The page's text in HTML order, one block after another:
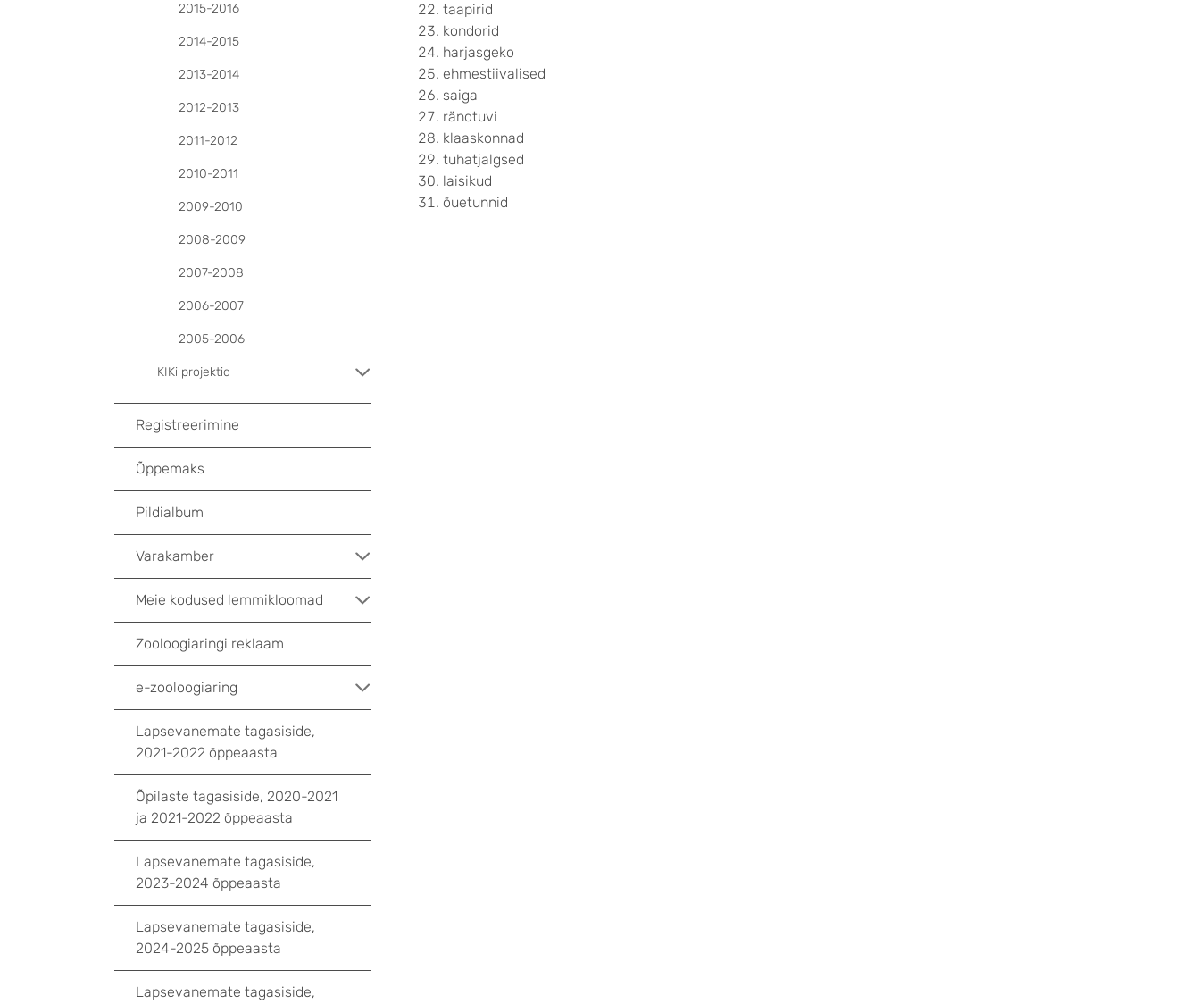
taapirid
kondorid
harjasgeko
ehmestiivalised
saiga
rändtuvi
klaaskonnad
tuhatjalgsed
laisikud
õuetunnid
2015-2016
2014-2015
2013-2014
2012-2013
2011-2012
2010-2011
2009-2010
2008-2009
2007-2008
2006-2007
2005-2006
KIKi projektid
Registreerimine
Õppemaks
Pildialbum
Varakamber
Meie kodused lemmikloomad
Zooloogiaringi reklaam
e-zooloogiaring
Lapsevanemate tagasiside,
2021-2022 õppeaasta
Õpilaste tagasiside, 2020-2021
ja 2021-2022 õppeaasta
Lapsevanemate tagasiside,
2023-2024 õppeaasta
Lapsevanemate tagasiside,
2024-2025 õppeaasta
Lapsevanemate tagasiside,